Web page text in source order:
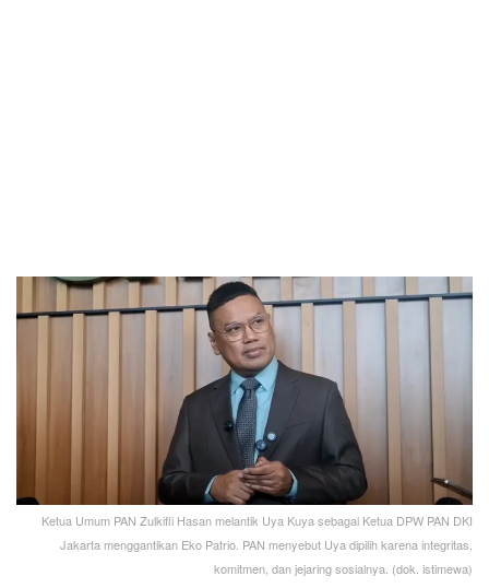
Ketua Umum PAN Zulkifli Hasan melantik Uya Kuya sebagai Ketua DPW PAN DKI
Jakarta menggantikan Eko Patrio. PAN menyebut Uya dipilih karena integritas,
komitmen, dan jejaring sosialnya. (dok. istimewa)